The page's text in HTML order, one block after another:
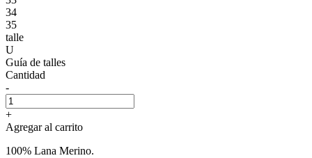
34
35
talle
U
Guía de talles
Cantidad
-
+
Agregar al carrito
100% Lana Merino.